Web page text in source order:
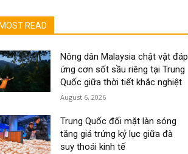
MOST READ
Nông dân Malaysia chật vật đáp
ứng cơn sốt sầu riêng tại Trung
Quốc giữa thời tiết khắc nghiệt
August 6, 2026
Trung Quốc đối mặt làn sóng
tăng giá trứng kỷ lục giữa đà
suy thoái kinh tế